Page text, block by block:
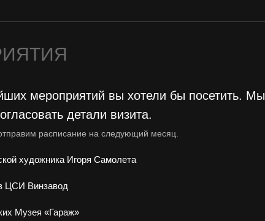
мероприятий вы хотели бы посетить. Мы
детали визита.
расписание на следующий месяц.
художника Игоря Самолета
ЦСИ Винзавод
Музея «Гараж»